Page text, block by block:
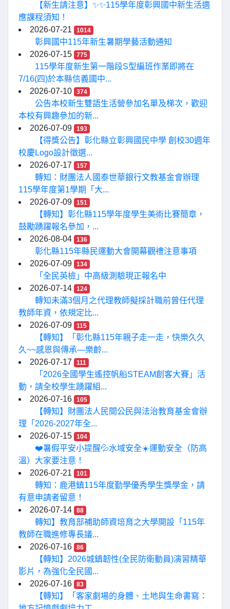
【新生請注意】✨✨115學年度彰興國中新生活適
應課程須知！
2026-07-21
1014
彰興國中115年新生暑期學藝活動通知
2026-07-15
775
115學年度新生第一階段S型編班作業即將在
7/16(四)於本縣信義國中...
2026-07-10
374
公告本校新生雙語生活營參加名單及梯次，歡迎
本校有興趣參加的新...
2026-07-09
193
【得獎公告】彰化縣立彰興國民中學 創校30週年
校慶Logo設計徵選...
2026-07-17
157
轉知：財團法人國泰世華銀行文教基金會辦理
115學年度第1學期「大...
2026-07-09
151
【轉知】彰化縣115學年度學生美術比賽簡章，
鼓勵踴躍報名參加，...
2026-08-04
136
彰化縣115年縣民運動大會開幕觀禮注意事項
2026-07-09
134
「全民英檢」中高級測驗現正報名中
2026-07-14
124
轉知未滿3個月之代理教師擬採計職前曾任代理
教師年資，依規定比...
2026-07-09
115
【轉知】「彰化縣115年親子走一走，快樂久久
久~~感恩與傳承—樂齡...
2026-07-17
111
「2026全國學生遙控帆船STEAM創客大賽」活
動，請全校學生踴躍組...
2026-07-16
105
【轉知】財團法人民間公民與法治教育基金會辦
理「2026-2027年全...
2026-07-15
104
❤️暑假平安小提醒💦水域安全☀️運動安全（防高
溫）大家要注意！
2026-07-21
101
轉知：鹿港鎮115年度勤學優秀學生獎學金，請
有意申請者留意！
2026-07-14
88
轉知】教育部補助師資培育之大學開設「115年
教師在職進修專長議...
2026-07-16
86
【轉知】2026城鎮韌性(全民防衛動員)演習精華
影片，為強化全民國...
2026-07-16
83
【轉知】「客家劇場的身體、土地與生命書寫：